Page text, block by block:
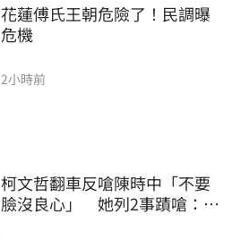
花蓮傅氏王朝危險了！民調曝
危機
2小時前
柯文哲翻車反嗆陳時中「不要
臉沒良心」 她列2事蹟嗆：沒